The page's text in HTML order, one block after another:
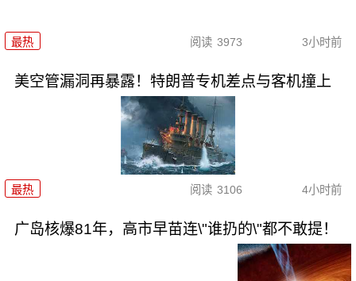
最热 阅读 3973 3小时前
美空管漏洞再暴露！特朗普专机差点与客机撞上
最热 阅读 3106 4小时前
广岛核爆81年，高市早苗连\"谁扔的\"都不敢提！